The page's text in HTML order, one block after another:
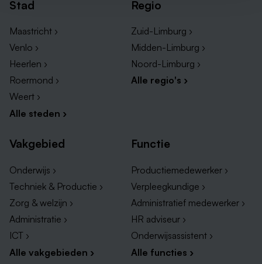
Stad
Maastricht ›
Venlo ›
Heerlen ›
Roermond ›
Weert ›
Alle steden ›
Regio
Zuid-Limburg ›
Midden-Limburg ›
Noord-Limburg ›
Alle regio's ›
Vakgebied
Onderwijs ›
Techniek & Productie ›
Zorg & welzijn ›
Administratie ›
ICT ›
Alle vakgebieden ›
Functie
Productiemedewerker ›
Verpleegkundige ›
Administratief medewerker ›
HR adviseur ›
Onderwijsassistent ›
Alle functies ›